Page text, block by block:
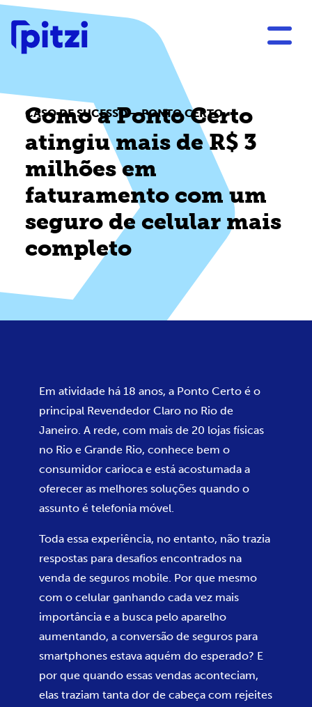
CASO DE SUCESSO – PONTO CERTO
Como a Ponto Certo
atingiu mais de R$ 3
milhões em
faturamento com um
seguro de celular mais
completo
Em atividade há 18 anos, a Ponto Certo é o
principal Revendedor Claro no Rio de
Janeiro. A rede, com mais de 20 lojas físicas
no Rio e Grande Rio, conhece bem o
consumidor carioca e está acostumada a
oferecer as melhores soluções quando o
assunto é telefonia móvel.
Toda essa experiência, no entanto, não trazia
respostas para desafios encontrados na
venda de seguros mobile. Por que mesmo
com o celular ganhando cada vez mais
importância e a busca pelo aparelho
aumentando, a conversão de seguros para
smartphones estava aquém do esperado? E
por que quando essas vendas aconteciam,
elas traziam tanta dor de cabeça com rejeites